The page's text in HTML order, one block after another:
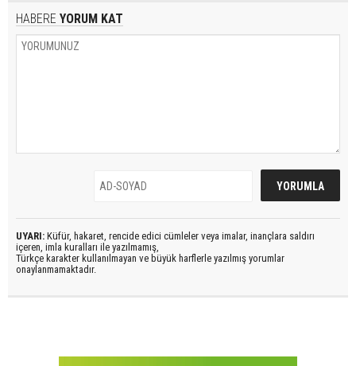
HABERE YORUM KAT
UYARI: Küfür, hakaret, rencide edici cümleler veya imalar, inançlara saldırı
içeren, imla kuralları ile yazılmamış,
Türkçe karakter kullanılmayan ve büyük harflerle yazılmış yorumlar
onaylanmamaktadır.